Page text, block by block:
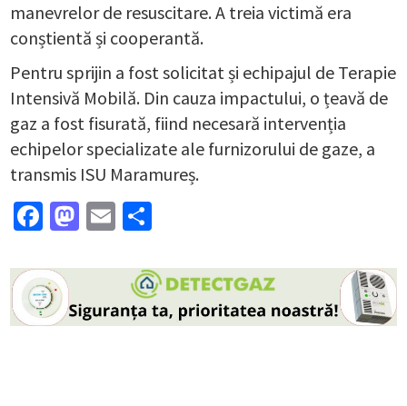
manevrelor de resuscitare. A treia victimă era
conștientă și cooperantă.
Pentru sprijin a fost solicitat și echipajul de Terapie
Intensivă Mobilă. Din cauza impactului, o țeavă de
gaz a fost fisurată, fiind necesară intervenția
echipelor specializate ale furnizorului de gaze, a
transmis ISU Maramureș.
Facebook
Mastodon
Email